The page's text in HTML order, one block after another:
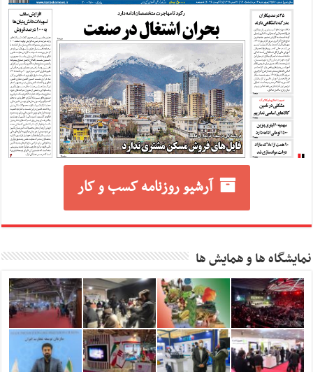
آرشیو روزنامه کسب و کار
نمایشگاه ها و همایش ها